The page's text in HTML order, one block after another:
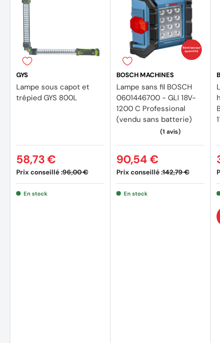
GYS
Lampe sous capot et
trépied GYS 800L
Prix conseillé :96,00 €
58,73 €
En stock
Remises sur
quantité
BOSCH MACHINES
Lampe sans fil BOSCH
0601446700 - GLI 18V-
1200 C Professional
(vendu sans batterie)
Prix conseillé :142,79 €
90,54 €
En stock